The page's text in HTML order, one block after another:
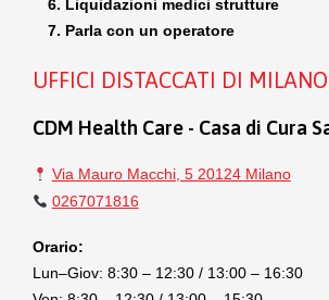
Liquidazioni medici strutture
Parla con un operatore
UFFICI DISTACCATI DI MILANO
CDM Health Care - Casa di Cura
Via Mauro Macchi, 5 20124 Milano
0267071816
Orario:
Lun–Giov: 8:30 – 12:30 / 13:00 – 16:30